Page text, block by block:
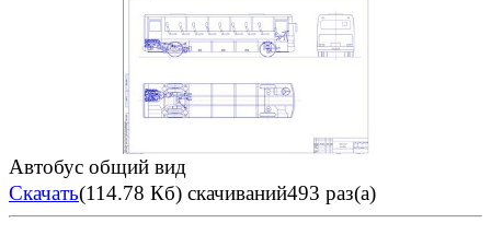
Автобус общий вид
Скачать(114.78 Кб) скачиваний493 раз(а)